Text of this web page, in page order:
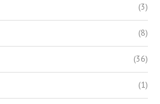
(3)
(8)
(36)
(1)